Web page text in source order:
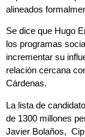
alineados
Se dice que Hugo
los programas
incrementar su
relación cercana
Cárdenas.
La lista de
de 1300 millones
Javier Bolaños,